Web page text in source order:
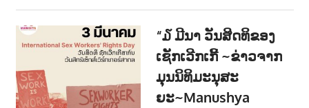
“໓ ມີນາ ວັນສິດທິຂອງ
ເຊັກເວີກເກີ້ ~ຂ່າວຈາກ
ມຸນນິທິມະນຸສະ
ຍະ~Manushya